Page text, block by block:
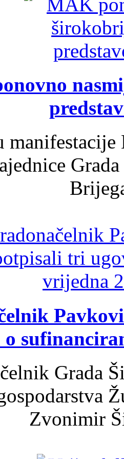
o
Grada
Zvonimir